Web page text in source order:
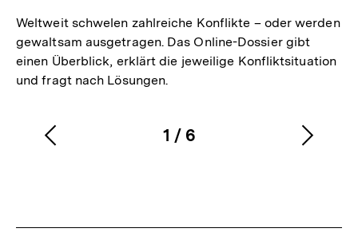
Weltweit schwelen zahlreiche Konflikte – oder werden
gewaltsam ausgetragen. Das Online-Dossier gibt
einen Überblick, erklärt die jeweilige Konfliktsituation
und fragt nach Lösungen.
Karussellinhalt
1
von
/ 6
Vorherigen